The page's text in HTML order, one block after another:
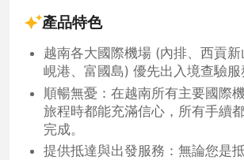
產品特色
越南各大國際機場 (內排、西貢新
峴港、富國島) 優先出入境查驗服
順暢無憂：在越南所有主要國際
旅程時都能充滿信心，所有手續
完成。
提供抵達與出發服務：無論您是